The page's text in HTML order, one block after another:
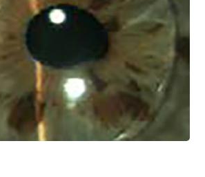
je indikovana primarna vitrektomija:
od dva […]